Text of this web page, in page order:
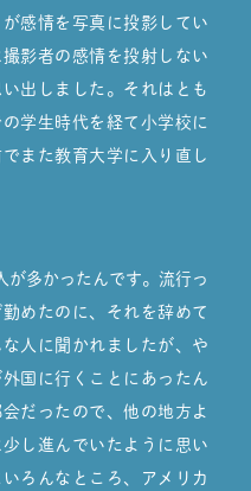
感情を写真に投影してい
影者の感情を投射しない
出しました。それはとも
学生時代を経て小学校に
また教育大学に入り直し
が多かったんです。流行っ
めたのに、それを辞めて
人に聞かれましたが、や
国に行くことにあったん
だったので、他の地方よ
し進んでいたように思い
ろんなところ、アメリカ